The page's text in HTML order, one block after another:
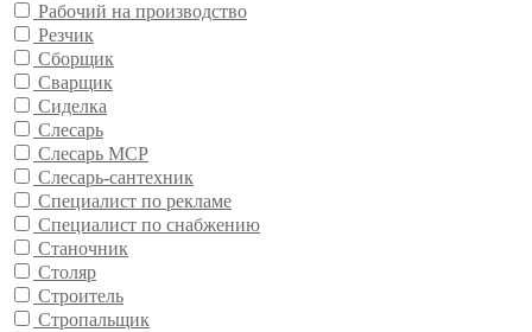
Рабочий на производство
Резчик
Сборщик
Сварщик
Сиделка
Слесарь
Слесарь МСР
Слесарь-сантехник
Специалист по рекламе
Специалист по снабжению
Станочник
Столяр
Строитель
Стропальщик